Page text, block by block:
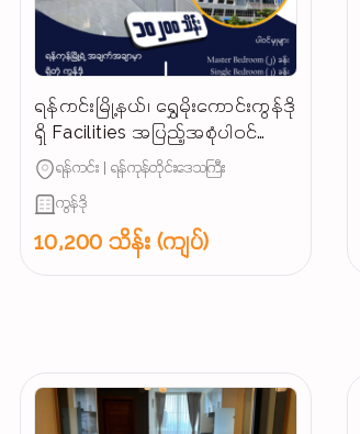
ရန်ကင်းမြို့နယ်၊ ရွှေမိုးကောင်းကွန်ဒို
ရှိ Facilities အပြည့်အစုံပါဝင်သော
အခန်းကျယ် အမြန်ရောင်းမည်
ရန်ကင်း | ရန်ကုန်တိုင်းဒေသကြီး
ကွန်ဒို
10,200 သိန်း (ကျပ်)